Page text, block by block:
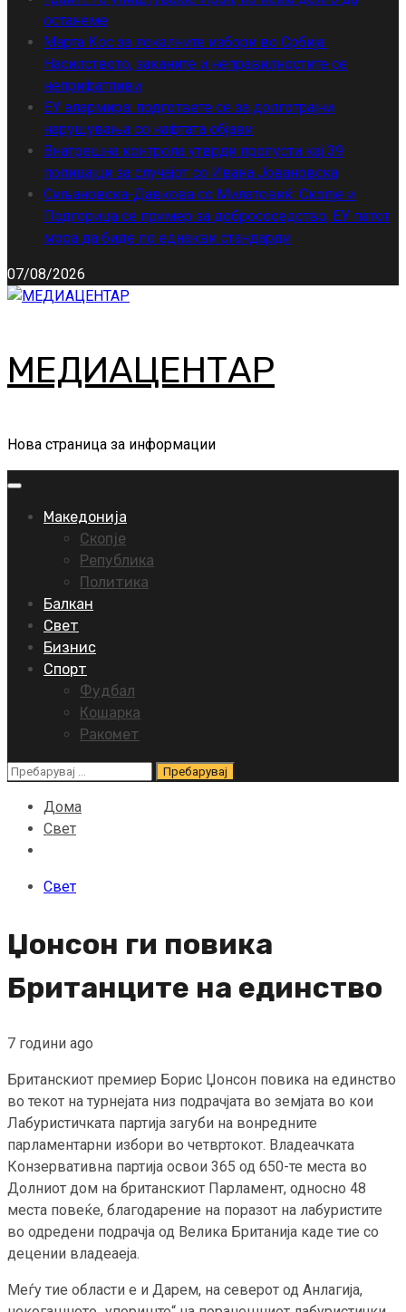
останеме
Марта Кос за локалните избори во Србија:
Насилството, заканите и неправилностите се
неприфатливи
ЕУ алармира: подгответе се за долготрајни
нарушувања со нафтата објави
Внатрешна контрола утврди пропусти кај 39
полицајци за случајот со Ивана Јовановска
Сиљановска-Давкова со Милатовиќ: Скопје и
Подгорица се пример за добрососедство, ЕУ патот
мора да биде по еднакви стандарди
07/08/2026
МЕДИАЦЕНТАР
Нова страница за информации
Primary
Македонија
Скопје
Република
Политика
Балкан
Свет
Бизнис
Спорт
Фудбал
Кошарка
Ракомет
Пребарувај
Дома
Свет
Свет
Џонсон ги повика
Британците на единство
7 години ago
Британскиот премиер Борис Џонсон повика на единство
во текот на турнејата низ подрачјата во земјата во кои
Лабуристичката партија загуби на вонредните
парламентарни избори во четвртокот. Владеачката
Конзервативна партија освои 365 од 650-те места во
Долниот дом на британскиот Парламент, односно 48
места повеќе, благодарение на поразот на лабуристите
во одредени подрачја од Велика Британија каде тие со
децении владеаеја.
Меѓу тие области е и Дарем, на северот од Анлагија,